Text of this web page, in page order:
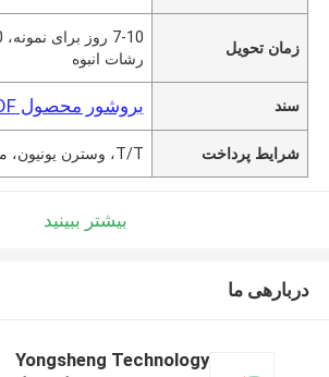
زمان تحویل
رشات انبوه
سند بروشور محصول PDF
شرایط پرداخت T/T، وسترن یونیون، مانی گرام
بیشتر ببینید
دربارهی ما
Yongsheng Technology